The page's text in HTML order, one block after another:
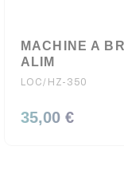
MACHINE A
ALIM
LOC/HZ-350
35,00 €